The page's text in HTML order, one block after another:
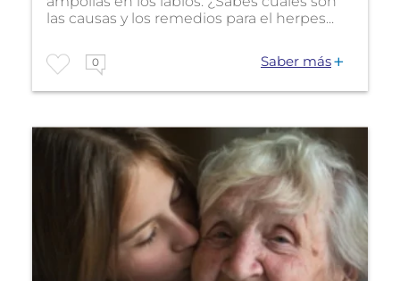
las causas y los remedios para el herpes...
0 Saber más